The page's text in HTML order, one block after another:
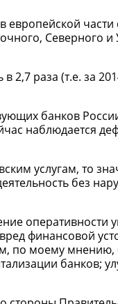
европейской
Северного и
раза (т.е. за
банков
наблюдается
услугам, то
без
оперативности
финансовой
по моему мнению,
банков;